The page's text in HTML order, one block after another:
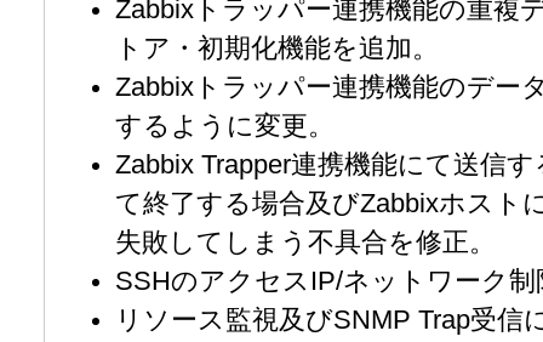
Zabbixトラッパー連携機能の重複
トア・初期化機能を追加。
Zabbixトラッパー連携機能のデー
するように変更。
Zabbix Trapper連携機能にて送信
て終了する場合及びZabbixホスト
失敗してしまう不具合を修正。
SSHのアクセスIP/ネットワーク制
リソース監視及びSNMP Trap受